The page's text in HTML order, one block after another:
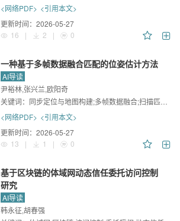
<网络PDF> <引用本文>
更新时间： 2026-05-27
16
| 2 | 0
一种基于多帧数据融合匹配的位姿估计方法
AI导读
尹裕林,张兴兰,欧阳奇
关键词： 同步定位与地图构建;多帧数据融合;扫描匹配;位姿估计
<网络PDF> <引用本文>
更新时间： 2026-05-27
13
| 1 | 0
基于区块链的体域网动态信任委托访问控制
研究
AI导读
韩永征,胡春强